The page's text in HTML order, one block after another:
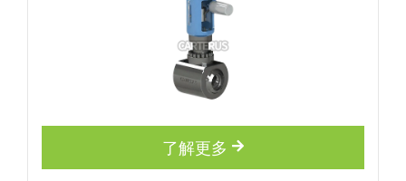
了解更多